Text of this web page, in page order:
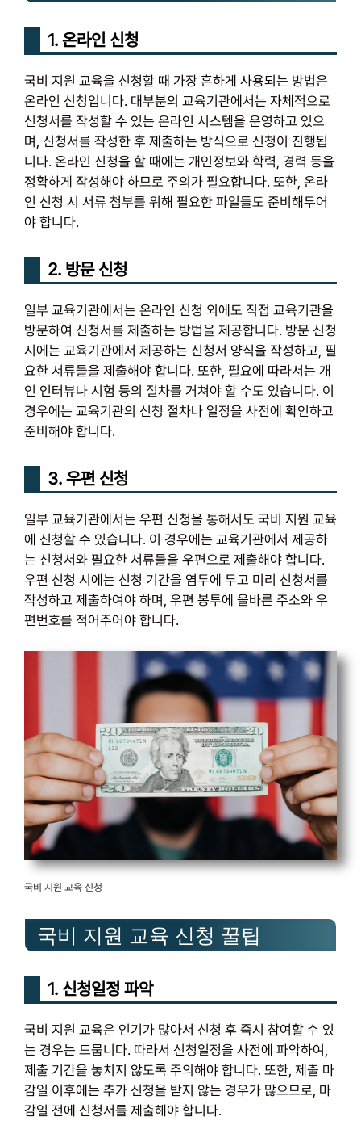
1. 온라인 신청
국비 지원 교육을 신청할 때 가장 흔하게 사용되는 방법은
온라인 신청입니다. 대부분의 교육기관에서는 자체적으로
신청서를 작성할 수 있는 온라인 시스템을 운영하고 있으
며, 신청서를 작성한 후 제출하는 방식으로 신청이 진행됩
니다. 온라인 신청을 할 때에는 개인정보와 학력, 경력 등을
정확하게 작성해야 하므로 주의가 필요합니다. 또한, 온라
인 신청 시 서류 첨부를 위해 필요한 파일들도 준비해두어
야 합니다.
2. 방문 신청
일부 교육기관에서는 온라인 신청 외에도 직접 교육기관을
방문하여 신청서를 제출하는 방법을 제공합니다. 방문 신청
시에는 교육기관에서 제공하는 신청서 양식을 작성하고, 필
요한 서류들을 제출해야 합니다. 또한, 필요에 따라서는 개
인 인터뷰나 시험 등의 절차를 거쳐야 할 수도 있습니다. 이
경우에는 교육기관의 신청 절차나 일정을 사전에 확인하고
준비해야 합니다.
3. 우편 신청
일부 교육기관에서는 우편 신청을 통해서도 국비 지원 교육
에 신청할 수 있습니다. 이 경우에는 교육기관에서 제공하
는 신청서와 필요한 서류들을 우편으로 제출해야 합니다.
우편 신청 시에는 신청 기간을 염두에 두고 미리 신청서를
작성하고 제출하여야 하며, 우편 봉투에 올바른 주소와 우
편번호를 적어주어야 합니다.
국비 지원 교육 신청
국비 지원 교육 신청 꿀팁
1. 신청일정 파악
국비 지원 교육은 인기가 많아서 신청 후 즉시 참여할 수 있
는 경우는 드뭅니다. 따라서 신청일정을 사전에 파악하여,
제출 기간을 놓치지 않도록 주의해야 합니다. 또한, 제출 마
감일 이후에는 추가 신청을 받지 않는 경우가 많으므로, 마
감일 전에 신청서를 제출해야 합니다.